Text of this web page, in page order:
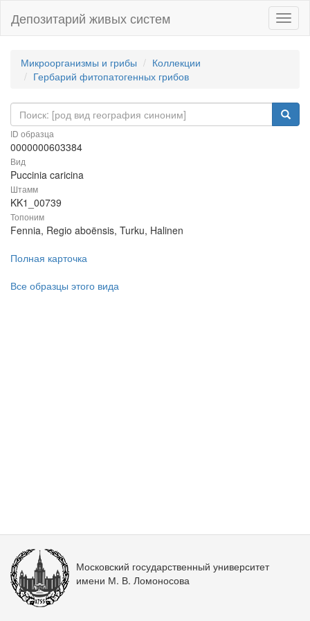
Депозитарий живых систем
Микроорганизмы и грибы
Коллекции
Гербарий фитопатогенных грибов
ID образца
0000000603384
Вид
Puccinia caricina
Штамм
KK1_00739
Топоним
Fennia, Regio aboënsis, Turku, Halinen
Полная карточка
Все образцы этого вида
Московский государственный университет
имени М. В. Ломоносова